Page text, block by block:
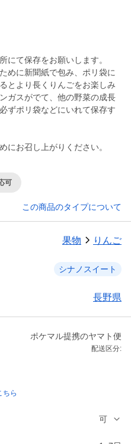
にて保存をお願いします。
めに新聞紙で包み、ポリ袋に
とより長くりんごをお楽しみ
ガスがでて、他の野菜の成長
ずポリ袋などにいれて保存す
にお召し上がりください。
可
この商品のタイプについて
果物 りんご
シナノスイート
長野県
ポケマル提携のヤマト便
配送区分:
ちら
可